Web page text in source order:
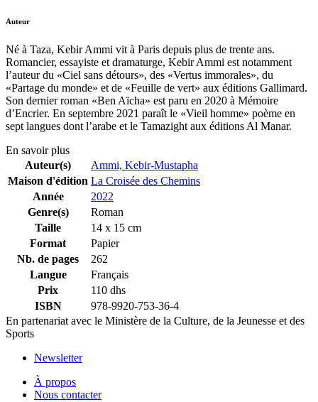
Auteur
Né à Taza, Kebir Ammi vit à Paris depuis plus de trente ans.
Romancier, essayiste et dramaturge, Kebir Ammi est notamment
l’auteur du «Ciel sans détours», des «Vertus immorales», du
«Partage du monde» et de «Feuille de vert» aux éditions Gallimard.
Son dernier roman «Ben Aïcha» est paru en 2020 à Mémoire
d’Encrier. En septembre 2021 paraît le «Vieil homme» poème en
sept langues dont l’arabe et le Tamazight aux éditions Al Manar.
En savoir plus
Auteur(s)
Ammi, Kebir-Mustapha
Maison d'édition La Croisée des Chemins
Année
2022
Genre(s)
Roman
Taille
14 x 15 cm
Format
Papier
Nb. de pages
262
Langue
Français
Prix
110 dhs
ISBN
978-9920-753-36-4
En partenariat avec le Ministère de la Culture, de la Jeunesse et des
Sports
Newsletter
À propos
Nous contacter